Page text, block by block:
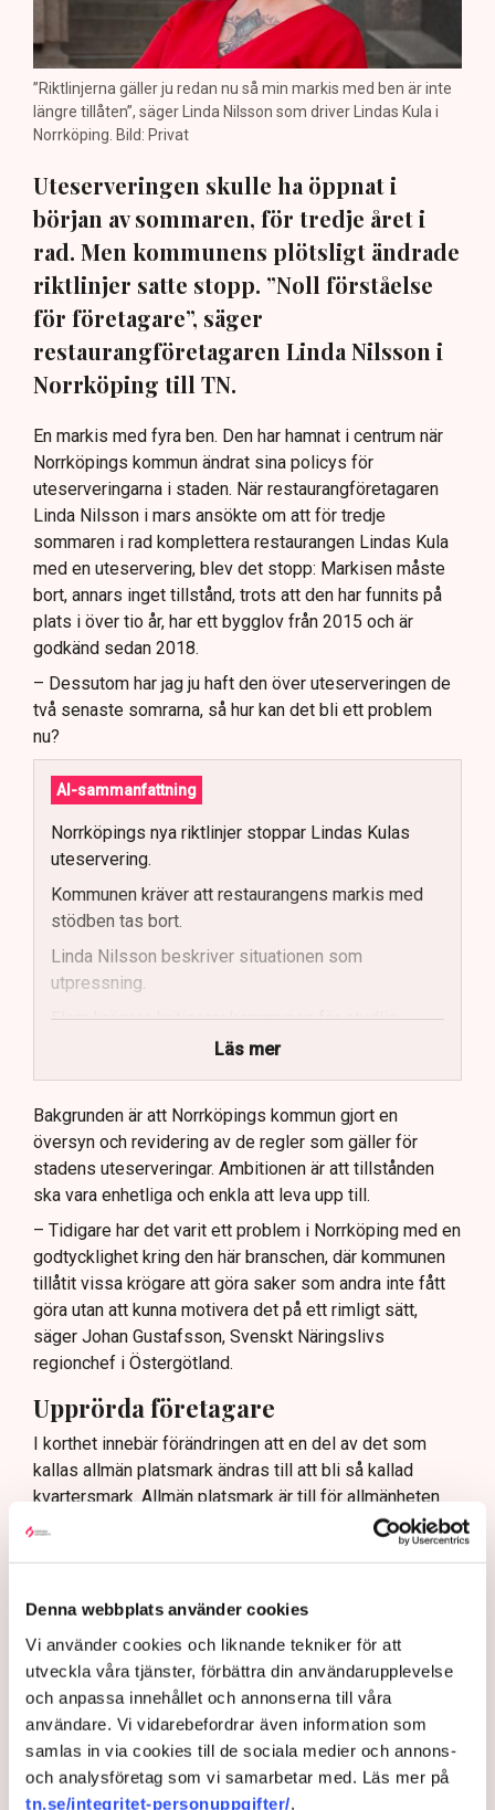
Denna webbplats använder cookies
Vi använder cookies och liknande tekniker för att
utveckla våra tjänster, förbättra din användarupplevelse
och anpassa innehållet och annonserna till våra
användare. Vi vidarebefordrar även information som
samlas in via cookies till de sociala medier och annons-
och analysföretag som vi samarbetar med. Läs mer på
tn.se/integritet-personuppgifter/.
”Riktlinjerna gäller ju redan nu så min markis med ben är inte
längre tillåten”, säger Linda Nilsson som driver Lindas Kula i
Norrköping. Bild: Privat
Uteserveringen skulle ha öppnat i
början av sommaren, för tredje året i
rad. Men kommunens plötsligt ändrade
riktlinjer satte stopp. ”Noll förståelse
för företagare”, säger
restaurangföretagaren Linda Nilsson i
Norrköping till TN.
En markis med fyra ben. Den har hamnat i centrum när
Norrköpings kommun ändrat sina policys för
uteserveringarna i staden. När restaurangföretagaren
Linda Nilsson i mars ansökte om att för tredje
sommaren i rad komplettera restaurangen Lindas Kula
med en uteservering, blev det stopp: Markisen måste
bort, annars inget tillstånd, trots att den har funnits på
plats i över tio år, har ett bygglov från 2015 och är
godkänd sedan 2018.
– Dessutom har jag ju haft den över uteserveringen de
två senaste somrarna, så hur kan det bli ett problem
nu?
AI-sammanfattning
Norrköpings nya riktlinjer stoppar Lindas Kulas
uteservering.
Kommunen kräver att restaurangens markis med
stödben tas bort.
Linda Nilsson beskriver situationen som
utpressning.
Flera krögare kritiserar kommunen för otydlig
Kommunen vill skapa enhetliga regler för
uteserveringar.
Lindas Kula ställer in uteserveringen för
sommaren.
Läs mer
Bakgrunden är att Norrköpings kommun gjort en
översyn och revidering av de regler som gäller för
stadens uteserveringar. Ambitionen är att tillstånden
ska vara enhetliga och enkla att leva upp till.
– Tidigare har det varit ett problem i Norrköping med en
godtycklighet kring den här branschen, där kommunen
tillåtit vissa krögare att göra saker som andra inte fått
göra utan att kunna motivera det på ett rimligt sätt,
säger Johan Gustafsson, Svenskt Näringslivs
regionchef i Östergötland.
Upprörda företagare
I korthet innebär förändringen att en del av det som
kallas allmän platsmark ändras till att bli så kallad
kvartersmark. Allmän platsmark är till för allmänheten
och kan bara upplåtas för annan verksamhet, till
exempel en uteservering, under begränsad tid och får
och inglasning.
– Det har funnits konstruktioner runt uteserveringarna
som inte varit öppna och sådana är inte tillåtna på
offentlig mark. Därför görs förändringarna, säger Maria
Egebäck, enhetschef på driftstöd och service i
Norrköping.
Förändringen från allmän platsmark till kvartersmark